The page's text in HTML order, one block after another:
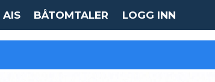
AIS BÅTOMTALER LOGG INN